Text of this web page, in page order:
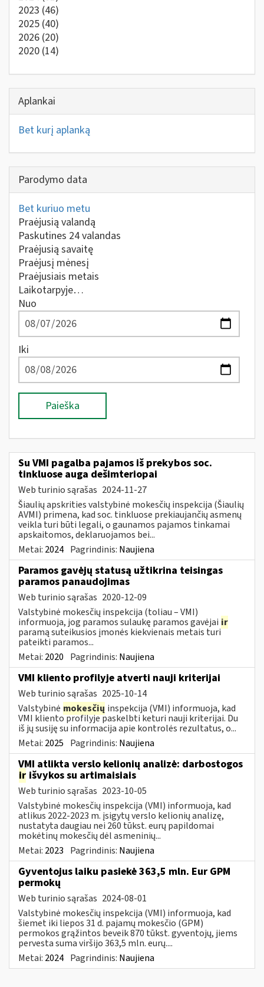
2023 (46)
2025 (40)
2026 (20)
2020 (14)
Aplankai
Bet kurį aplanką
Parodymo data
Bet kuriuo metu
Praėjusią valandą
Paskutines 24 valandas
Praėjusią savaitę
Praėjusį mėnesį
Praėjusiais metais
Laikotarpyje…
Nuo
Iki
Paieška
Su VMI pagalba pajamos iš prekybos soc.
tinkluose auga dešimteriopai
Web turinio sąrašas 2024-11-27
Šiaulių apskrities valstybinė mokesčių inspekcija (Šiaulių
AVMI) primena, kad soc. tinkluose prekiaujančių asmenų
veikla turi būti legali, o gaunamos pajamos tinkamai
apskaitomos, deklaruojamos bei...
Metai: 2024 Pagrindinis: Naujiena
Paramos gavėjų statusą užtikrina teisingas
paramos panaudojimas
Web turinio sąrašas 2020-12-09
Valstybinė mokesčių inspekcija (toliau – VMI)
informuoja, jog paramos sulaukę paramos gavėjai ir
paramą suteikusios įmonės kiekvienais metais turi
pateikti paramos...
Metai: 2020 Pagrindinis: Naujiena
VMI kliento profilyje atverti nauji kriterijai
Web turinio sąrašas 2025-10-14
Valstybinė mokesčių inspekcija (VMI) informuoja, kad
VMI kliento profilyje paskelbti keturi nauji kriterijai. Du
iš jų susiję su informacija apie kontrolės rezultatus, o...
Metai: 2025 Pagrindinis: Naujiena
VMI atlikta verslo kelionių analizė: darbostogos
ir išvykos su artimaisiais
Web turinio sąrašas 2023-10-05
Valstybinė mokesčių inspekcija (VMI) informuoja, kad
atlikus 2022-2023 m. įsigytų verslo kelionių analizę,
nustatyta daugiau nei 260 tūkst. eurų papildomai
mokėtinų mokesčių dėl asmeninių...
Metai: 2023 Pagrindinis: Naujiena
Gyventojus laiku pasiekė 363,5 mln. Eur GPM
permokų
Web turinio sąrašas 2024-08-01
Valstybinė mokesčių inspekcija (VMI) informuoja, kad
šiemet iki liepos 31 d. pajamų mokesčio (GPM)
permokos grąžintos beveik 870 tūkst. gyventojų, jiems
pervesta suma viršijo 363,5 mln. eurų....
Metai: 2024 Pagrindinis: Naujiena